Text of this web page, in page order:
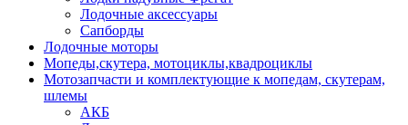
Лодочные аксессуары
Сапборды
Лодочные моторы
Мопеды,скутера, мотоциклы,квадроциклы
Мотозапчасти и комплектующие к мопедам, скутерам,
шлемы
АКБ